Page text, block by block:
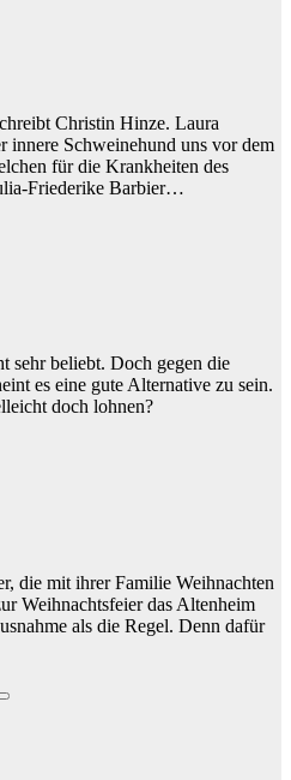
Christin Hinze. Laura
innere Schweinehund uns vor dem
für die Krankheiten des
Friederike Barbier…
sehr beliebt. Doch gegen die
es eine gute Alternative zu sein.
doch lohnen?
die mit ihrer Familie Weihnachten
Weihnachtsfeier das Altenheim
als die Regel. Denn dafür